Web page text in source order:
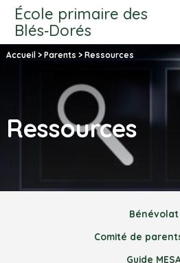
École primaire des
Blés‑Dorés
Accueil> Parents > Ressources
Ressources
Bénévolat
Comité de
Guide